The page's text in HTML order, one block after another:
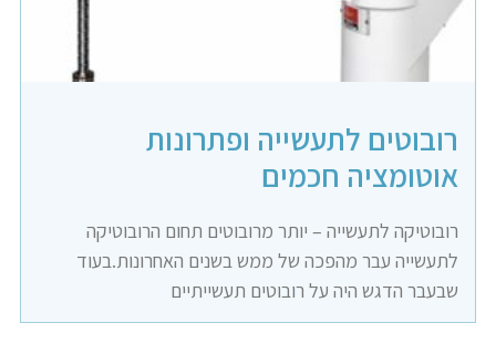
רובוטים לתעשייה ופתרונות
אוטומציה חכמים
רובוטיקה לתעשייה – יותר מרובוטים תחום הרובוטיקה
לתעשייה עבר מהפכה של ממש בשנים האחרונות.בעוד
שבעבר הדגש היה על רובוטים תעשייתיים